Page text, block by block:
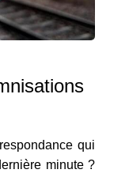
qui
minute ?